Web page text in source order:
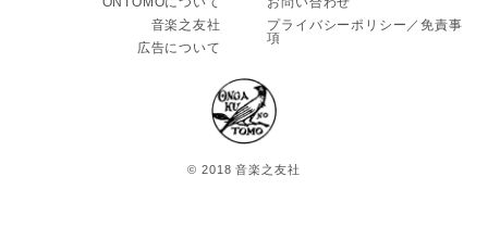
音楽之友社
広告について
プライバシーポリシー／免責事
項
© 2018 音楽之友社